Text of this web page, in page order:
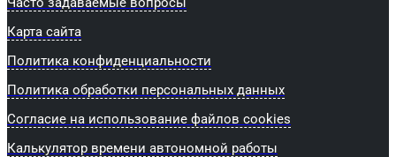
Карта сайта
Политика конфиденциальности
Политика обработки персональных данных
Согласие на использование файлов cookies
Калькулятор времени автономной работы